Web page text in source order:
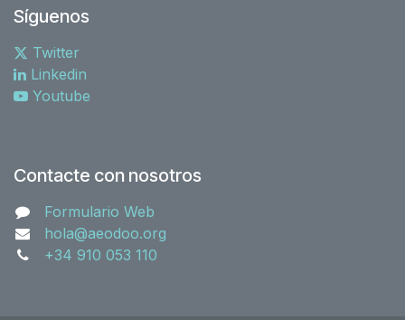
Síguenos
Twitter
Linkedin
Youtube
Contacte con nosotros
Formulario Web
hola@aeodoo.org
+34 910 053 110